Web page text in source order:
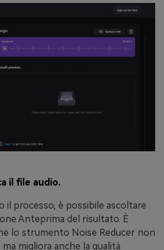
il file audio.
il processo, è possibile ascoltare
Anteprima del risultato. È
lo strumento Noise Reducer non
migliora anche la qualità